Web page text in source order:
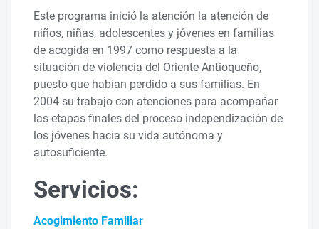
Este programa inició la atención la atención de
niños, niñas, adolescentes y jóvenes en familias
de acogida en 1997 como respuesta a la
situación de violencia del Oriente Antioqueño,
puesto que habían perdido a sus familias. En
2004 su trabajo con atenciones para acompañar
las etapas finales del proceso independización de
los jóvenes hacia su vida autónoma y
autosuficiente.
Servicios:
Acogimiento Familiar